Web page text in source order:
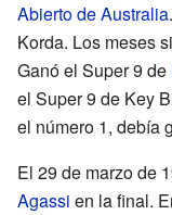
Abierto de Australia
Korda. Los meses
Ganó el Super 9 de
el Super 9 de Key
el número 1, debía
El 29 de marzo de
Agassi en la final.